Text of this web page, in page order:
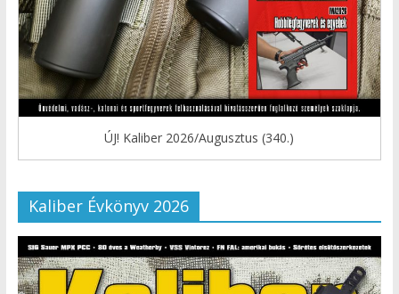
ÚJ! Kaliber 2026/Augusztus (340.)
Kaliber Évkönyv 2026